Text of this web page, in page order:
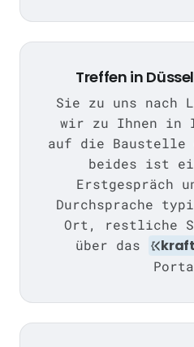
Treffen in
Sie zu uns nach
wir zu Ihnen in
auf die Baustelle
beides ist
Erstgespräch
Durchsprache
Ort, restliche
über das
kraft